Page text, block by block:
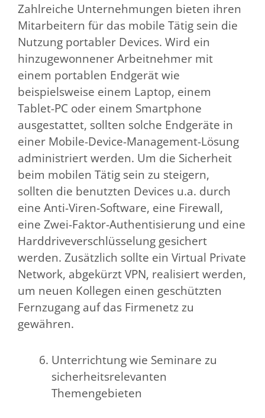
Zahlreiche Unternehmungen bieten ihren
Mitarbeitern für das mobile Tätig sein die
Nutzung portabler Devices. Wird ein
hinzugewonnener Arbeitnehmer mit
einem portablen Endgerät wie
beispielsweise einem Laptop, einem
Tablet-PC oder einem Smartphone
ausgestattet, sollten solche Endgeräte in
einer Mobile-Device-Management-Lösung
administriert werden. Um die Sicherheit
beim mobilen Tätig sein zu steigern,
sollten die benutzten Devices u.a. durch
eine Anti-Viren-Software, eine Firewall,
eine Zwei-Faktor-Authentisierung und eine
Harddriveverschlüsselung gesichert
werden. Zusätzlich sollte ein Virtual Private
Network, abgekürzt VPN, realisiert werden,
um neuen Kollegen einen geschützten
Fernzugang auf das Firmenetz zu
gewähren.
Unterrichtung wie Seminare zu
sicherheitsrelevanten
Themengebieten